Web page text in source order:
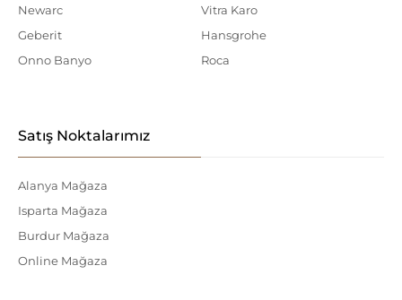
Newarc
Geberit
Onno Banyo
Vitra Karo
Hansgrohe
Roca
Satış Noktalarımız
Alanya Mağaza
Isparta Mağaza
Burdur Mağaza
Online Mağaza